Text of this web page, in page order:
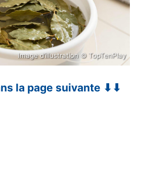
Image d’illustration © TopTenPlay
la page suivante ⬇⬇